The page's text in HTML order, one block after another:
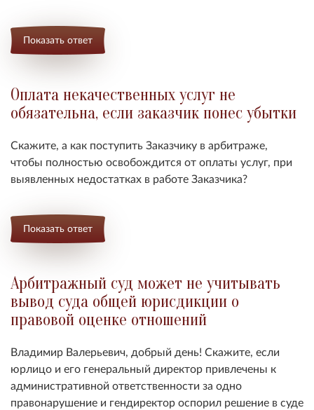
Показать ответ
Оплата некачественных услуг не
обязательна, если заказчик понес убытки
Скажите, а как поступить Заказчику в арбитраже,
чтобы полностью освобождится от оплаты услуг, при
выявленных недостатках в работе Заказчика?
Показать ответ
Арбитражный суд может не учитывать
вывод суда общей юрисдикции о
правовой оценке отношений
Владимир Валерьевич, добрый день! Скажите, если
юрлицо и его генеральный директор привлечены к
административной ответственности за одно
правонарушение и гендиректор оспорил решение в суде